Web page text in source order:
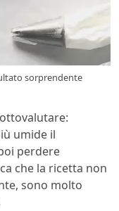
sorprendente
umide il
perdere
che la ricetta non
sono molto